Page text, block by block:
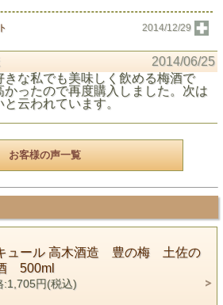
2014/12/29
2014/06/25
な私でも美味しく飲める梅酒で
ったので再度購入しました。次は
云われています。
お客様の声一覧
ュール 高木酒造 豊の梅 土佐の
500ml
:1,705円(税込)